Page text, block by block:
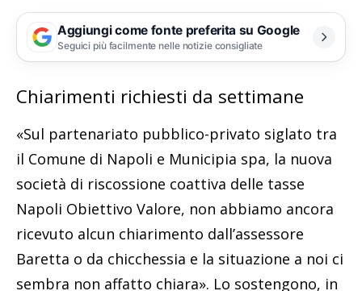
Aggiungi come fonte preferita su Google
Seguici più facilmente nelle notizie consigliate
Chiarimenti richiesti da settimane
«Sul partenariato pubblico-privato siglato tra
il Comune di Napoli e Municipia spa, la nuova
società di riscossione coattiva delle tasse
Napoli Obiettivo Valore, non abbiamo ancora
ricevuto alcun chiarimento dall’assessore
Baretta o da chicchessia e la situazione a noi ci
sembra non affatto chiara». Lo sostengono, in